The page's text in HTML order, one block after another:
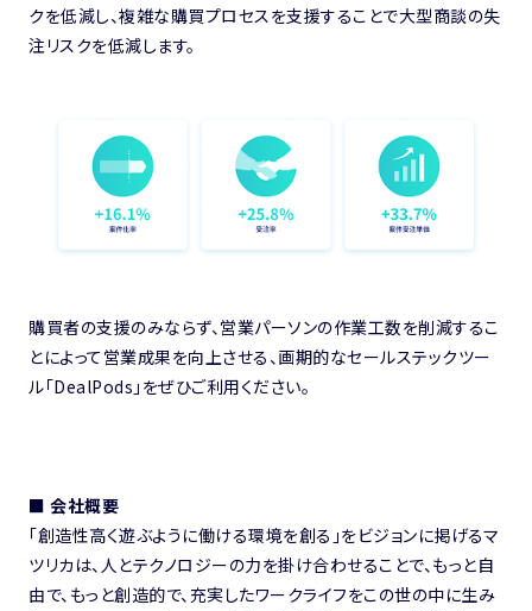
クを低減し、複雑な購買プロセスを支援することで大型商談の失
注リスクを低減します。
購買者の支援のみならず、営業パーソンの作業工数を削減するこ
とによって営業成果を向上させる、画期的なセールステックツー
ル「DealPods」をぜひご利用ください。
■ 会社概要
「創造性高く遊ぶように働ける環境を創る」をビジョンに掲げるマ
ツリカは、人とテクノロジーの力を掛け合わせることで、もっと自
由で、もっと創造的で、充実したワークライフをこの世の中に生み